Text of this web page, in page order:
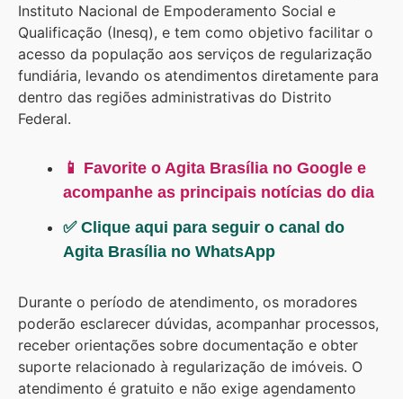
Instituto Nacional de Empoderamento Social e
Qualificação (Inesq), e tem como objetivo facilitar o
acesso da população aos serviços de regularização
fundiária, levando os atendimentos diretamente para
dentro das regiões administrativas do Distrito
Federal.
📱 Favorite o Agita Brasília no Google e
acompanhe as principais notícias do dia
✅ Clique aqui para seguir o canal do
Agita Brasília no WhatsApp
Durante o período de atendimento, os moradores
poderão esclarecer dúvidas, acompanhar processos,
receber orientações sobre documentação e obter
suporte relacionado à regularização de imóveis. O
atendimento é gratuito e não exige agendamento